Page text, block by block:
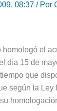
08:37 / Por
homologó el
día 15 de
que
según la